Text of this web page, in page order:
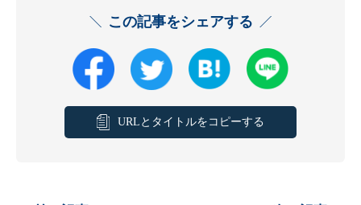
この記事をシェアする
URLとタイトルをコピーする